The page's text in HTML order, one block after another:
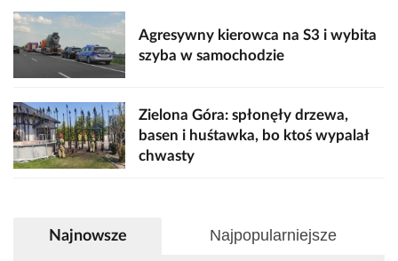
Agresywny kierowca na S3 i wybita
szyba w samochodzie
Zielona Góra: spłonęły drzewa,
basen i huśtawka, bo ktoś wypalał
chwasty
Najnowsze Najpopularniejsze